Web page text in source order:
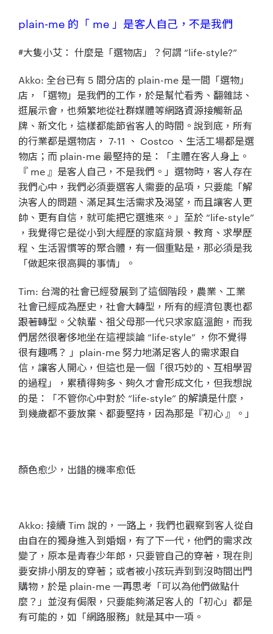
plain-me 的「 me 」是客人自己，不是我們
#大隻小艾： 什麼是「選物店」？何謂 “life-style?”
Akko: 全台已有 5 間分店的 plain-me 是一間「選物」
店，「選物」是我們的工作，於是幫忙看秀、翻雜誌、
逛展示會，也頻繁地從社群媒體等網路資源接觸新品
牌、新文化，這樣都能節省客人的時間。說到底，所有
的行業都是選物店， 7-11 、 Costco 、生活工場都是選
物店；而 plain-me 最堅持的是：「主體在客人身上。
『 me 』是客人自己，不是我們。」選物時，客人存在
我們心中，我們必須要選客人需要的品項，只要能「解
決客人的問題、滿足其生活需求及渴望，而且讓客人更
帥、更有自信，就可能把它選進來。」至於 “life-style”
，我覺得它是從小到大經歷的家庭背景、教育、求學歷
程、生活習慣等的聚合體，有一個重點是，那必須是我
「做起來很高興的事情」。
Tim: 台灣的社會已經發展到了這個階段，農業、工業
社會已經成為歷史，社會大轉型，所有的經濟包裹也都
跟著轉型。父執輩、祖父母那一代只求家庭溫飽，而我
們居然很奢侈地坐在這裡談論 “life-style” ，你不覺得
很有趣嗎？ 」plain-me 努力地滿足客人的需求跟自
信，讓客人開心，但這也是一個「很巧妙的、互相學習
的過程」，累積得夠多、夠久才會形成文化，但我想說
的是：「不管你心中對於 “life-style” 的解讀是什麼，
到幾歲都不要放棄、都要堅持，因為那是『初心 』。」
顏色愈少，出錯的機率愈低
Akko: 接續 Tim 說的，一路上，我們也觀察到客人從自
由自在的獨身進入到婚姻，有了下一代，他們的需求改
變了，原本是青春少年郎，只要管自己的穿著，現在則
要安排小朋友的穿著；或者被小孩玩弄到到沒時間出門
購物，於是 plain-me 一再思考「可以為他們做點什
麼？」並沒有侷限，只要能夠滿足客人的「初心」都是
有可能的，如「網路服務」就是其中一項。